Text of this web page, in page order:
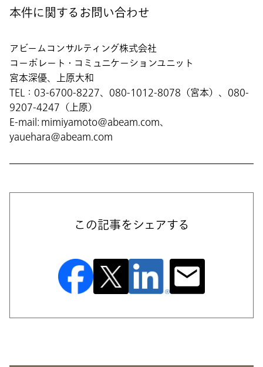
本件に関するお問い合わせ
アビームコンサルティング株式会社
コーポレート・コミュニケーションユニット
宮本深優、上原大和
TEL：03-6700-8227、080-1012-8078（宮本）、080-
9207-4247（上原）
E-mail: mimiyamoto@abeam.com、
yauehara@abeam.com
この記事をシェアする